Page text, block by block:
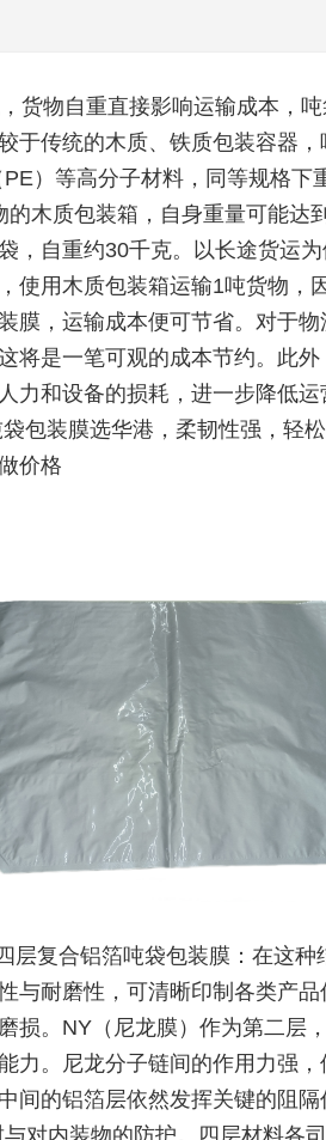
货物自重直接影响运输成本，
于传统的木质、铁质包装容器
PE）等高分子材料，同等规格下
的木质包装箱，自身重量可能达
，自重约30千克。以长途货运
使用木质包装箱运输1吨货物，
膜，运输成本便可节省。对于
将是一笔可观的成本节约。此
力和设备的损耗，进一步降低
包装膜选华港，柔韧性强，轻
价格
复合铝箔吨袋包装膜：在这种
与耐磨性，可清晰印制各类产
损。NY（尼龙膜）作为第二层
力。尼龙分子链间的作用力强
间的铝箔层依然发挥关键的阻隔
对内装物的防护。四层材料各